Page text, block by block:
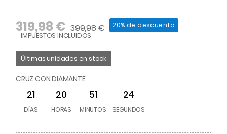
319,98 € 399,98 € 20% de descuento
IMPUESTOS INCLUIDOS
Últimas unidades en stock
CRUZ CON DIAMANTE
21
DÍAS
20
HORAS
51
MINUTOS
24
SEGUNDOS